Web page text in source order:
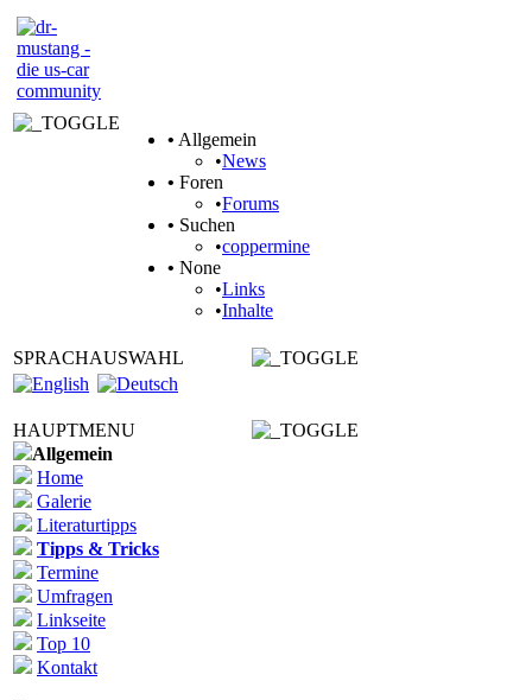
• Allgemein
•News
• Foren
•Forums
• Suchen
•coppermine
• None
•Links
•Inhalte
SPRACHAUSWAHL
HAUPTMENU
Allgemein
Home
Galerie
Literaturtipps
Tipps & Tricks
Termine
Umfragen
Linkseite
Top 10
Kontakt